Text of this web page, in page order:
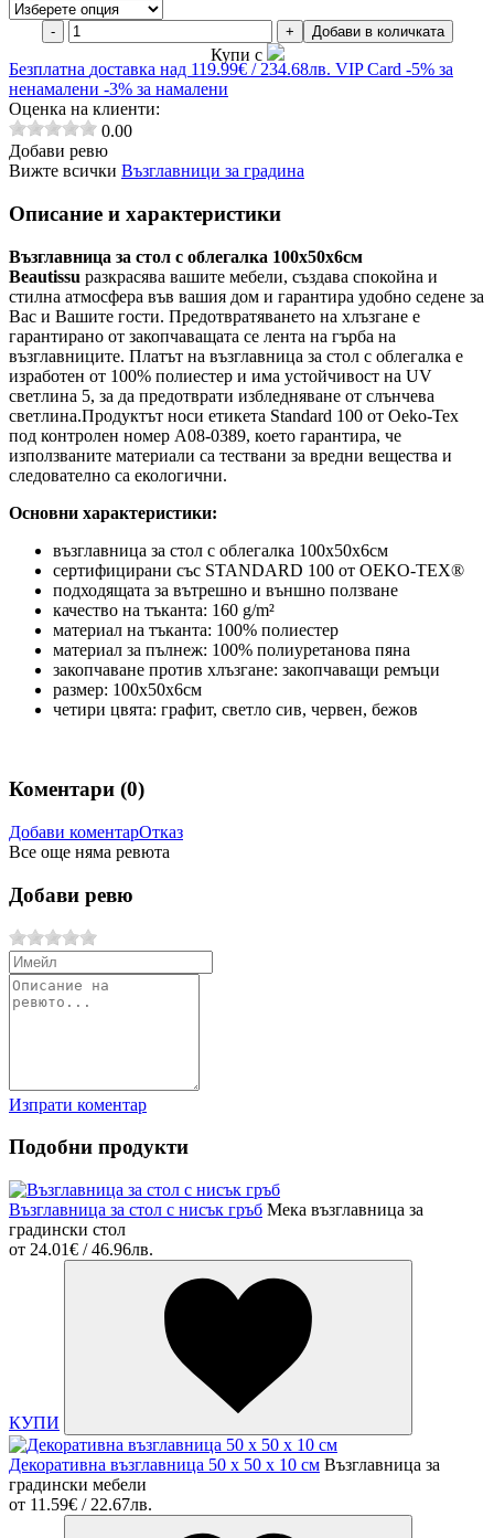
- + Добави в количката
Купи с
Безплатна доставка над 119.99€ / 234.68лв. VIP Card -5% за
ненамалени -3% за намалени
Оценка на клиенти:
0.00
Добави ревю
Вижте всички Възглавници за градина
Описание и характеристики
Възглавница за стол с облегалка 100х50х6см
Beautissu разкрасява вашите мебели, създава спокойна и
стилна атмосфера във вашия дом и гарантира удобно седене за
Вас и Вашите гости. Предотвратяването на хлъзгане е
гарантирано от закопчаващата се лента на гърба на
възглавниците. Платът на възглавница за стол с облегалка е
изработен от 100% полиестер и има устойчивост на UV
светлина 5, за да предотврати избледняване от слънчева
светлина.Продуктът носи етикета Standard 100 от Oeko-Tex
под контролен номер A08-0389, което гарантира, че
използваните материали са тествани за вредни вещества и
следователно са екологични.
Основни характеристики:
възглавница за стол с облегалка 100х50х6см
сертифицирани със STANDARD 100 от OEKO-TEX®
подходящата за вътрешно и външно ползване
качество на тъканта: 160 g/m²
материал на тъканта: 100% полиестер
материал за пълнеж: 100% полиуретанова пяна
закопчаване против хлъзгане: закопчаващи ремъци
размер: 100х50х6см
четири цвята: графит, светло сив, червен, бежов
Коментари (0)
Добави коментарОтказ
Все още няма ревюта
Добави ревю
Изпрати коментар
Подобни продукти
Възглавница за стол с нисък гръб Мека възглавница за
градински стол
от 24.01€ / 46.96лв.
КУПИ
Декоративна възглавница 50 х 50 х 10 см Възглавница за
градински мебели
от 11.59€ / 22.67лв.